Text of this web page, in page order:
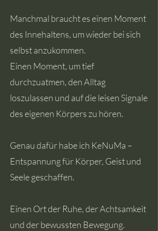
Manchmal braucht es einen Moment
des Innehaltens, um wieder bei sich
selbst anzukommen.
Einen Moment, um tief
durchzuatmen, den Alltag
loszulassen und auf die leisen Signale
des eigenen Körpers zu hören.
Genau dafür habe ich KeNuMa –
Entspannung für Körper, Geist und
Seele geschaffen.
Einen Ort der Ruhe, der Achtsamkeit
und der bewussten Bewegung.